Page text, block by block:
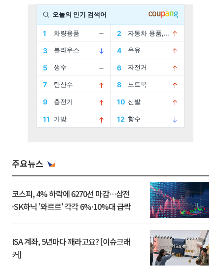
주요뉴스
코스피, 4% 하락에 6270선 마감…삼전
·SK하닉 '와르르' 각각 6%·10%대 급락
ISA 계좌, 5년마다 깨라고요? [이슈크래
커]